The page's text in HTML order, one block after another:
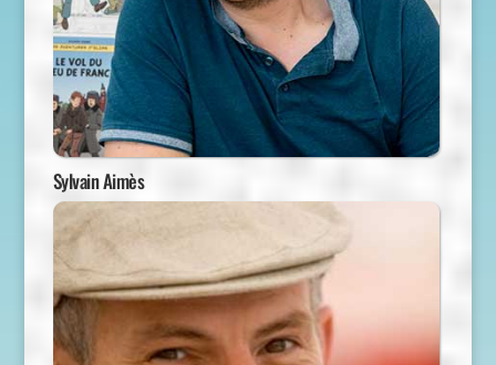
Sylvain Aimès